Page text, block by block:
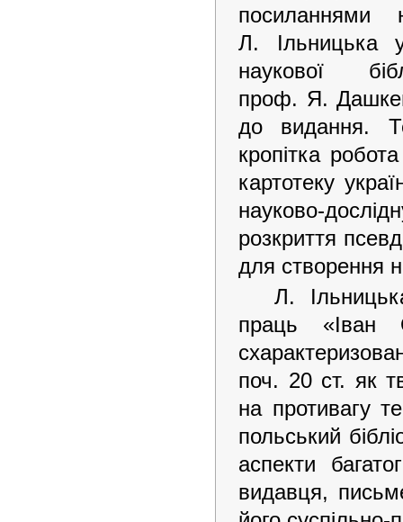
посиланнями
Л. Ільницька у
наукової
проф. Я.
до видання.
кропітка
картотеку
науково-
розкриття
для створення
Л.
праць «Іван
поч. 20 ст. як
на противагу
польський
аспекти
видавця,